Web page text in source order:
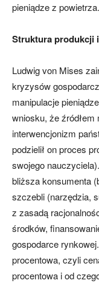
pieniądze z powietrza.
Struktura produkcji
Ludwig von Mises
kryzysów
manipulacje
wniosku, że
interwencjonizm
podzielił on proces
swojego
bliższa konsumenta
szczebli (narzędzia,
z zasadą
środków,
gospodarce
procentowa, czyli
procentowa i od